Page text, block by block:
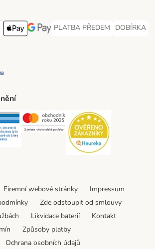
Method
Payment Method
Apple pay Payment Method
GooglePay Payment Method
PLATBA PŘEDEM
PLATBA PŘEDEM Payment
DOBÍRKA
DOBÍRKA
Method
Method
Balíkovna Shipping Method
Security Security
Firemní webové stránky
Impressum
Zde odstoupit od smlouvy
Likvidace baterií
Kontakt
Způsoby platby
Ochrana osobních údajů